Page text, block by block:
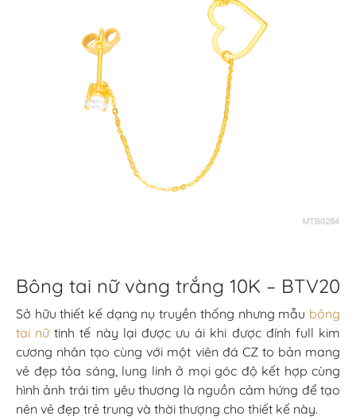
Bông tai nữ vàng trắng 10K – BTV20
Sở hữu thiết kế dạng nụ truyền thống nhưng mẫu bông
tai nữtinh tế này lại được ưu ái khi được đính full kim
cương nhân tạo cùng với một viên đá CZ to bản mang
vẻ đẹp tỏa sáng, lung linh ở mọi góc độ kết hợp cùng
hình ảnh trái tim yêu thương là nguồn cảm hứng để tạo
nên vẻ đẹp trẻ trung và thời thượng cho thiết kế này.